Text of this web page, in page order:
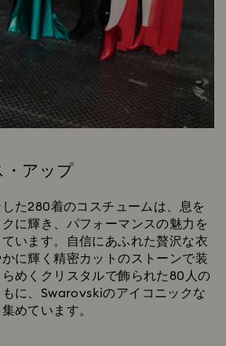
・アップ
た280着のコスチュームは、息を
に輝き、パフォーマンスの魅力を
います。自信にあふれた贅沢な衣
に輝く精密カットのストーンで装
めくクリスタルで飾られた80人の
に、Swarovskiのアイコニックな
めています。